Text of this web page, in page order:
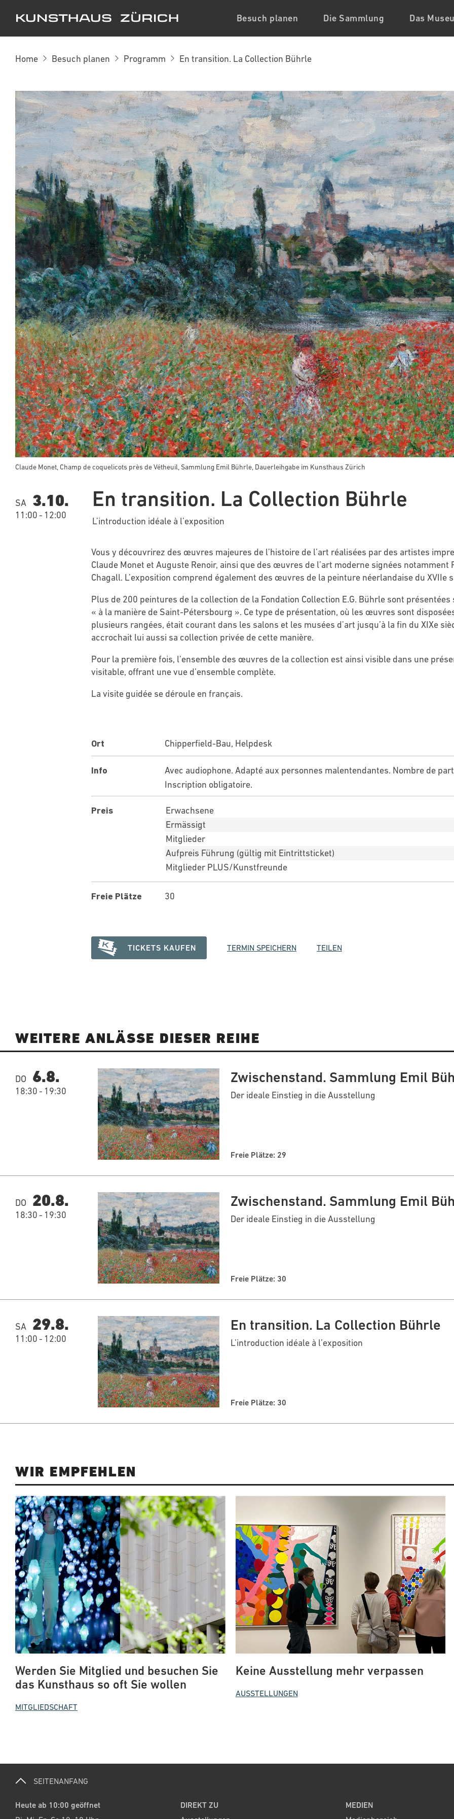
Besuch planen Die Sammlung Das
Home Besuch planen Programm En transition. La Collection Bührle
Claude Monet, Champ de coquelicots près de Vétheuil, Sammlung Emil Bührle, Dauerleihgabe im Kunsthaus Zürich
SA 3.10.
11:00- 12:00
En transition. La Collection Bührle
L’introduction idéale à l’exposition
Vous y découvrirez des œuvres majeures de l’histoire de l’art réalisées par des artistes
Claude Monet et Auguste Renoir, ainsi que des œuvres de l’art moderne signées notamment
Chagall. L’exposition comprend également des œuvres de la peinture néerlandaise du XVIIe
Plus de 200 peintures de la collection de la Fondation Collection E.G. Bührle sont
« à la manière de Saint-Pétersbourg ». Ce type de présentation, où les œuvres sont
plusieurs rangées, était courant dans les salons et les musées d’art jusqu’à la fin du XIXe
accrochait lui aussi sa collection privée de cette manière.
Pour la première fois, l’ensemble des œuvres de la collection est ainsi visible dans une
visitable, offrant une vue d’ensemble complète.
La visite guidée se déroule en français.
Ort Chipperfield-Bau, Helpdesk
Info
Avec audiophone. Adapté aux personnes malentendantes. Nombre de
Inscription obligatoire.
Preis
Erwachsene
Ermässigt
Mitglieder
Aufpreis Führung (gültig mit Eintrittsticket)
Mitglieder PLUS/Kunstfreunde
Freie Plätze 30
TICKETS KAUFEN TERMIN SPEICHERN TEILEN
WEITERE ANLÄSSE DIESER REIHE
DO 6.8.
18:30- 19:30
Zwischenstand. Sammlung Emil
Der ideale Einstieg in die Ausstellung
Freie Plätze: 29
DO 20.8.
18:30- 19:30
Zwischenstand. Sammlung Emil
Der ideale Einstieg in die Ausstellung
Freie Plätze: 30
SA 29.8.
11:00- 12:00
En transition. La Collection Bührle
L’introduction idéale à l’exposition
Freie Plätze: 30
WIR EMPFEHLEN
Werden Sie Mitglied und besuchen Sie
das Kunsthaus so oft Sie wollen
MITGLIEDSCHAFT
Keine Ausstellung mehr verpassen
AUSSTELLUNGEN
SEITENANFANG
Heute ab 10:00 geöffnet DIREKT ZU MEDIEN